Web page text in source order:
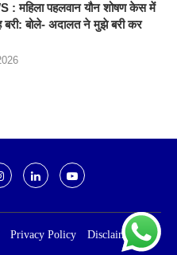
: महिला पहलवान यौन शोषण केस में
बोले- अदालत ने मुझे बरी कर
Privacy Policy Disclaimer